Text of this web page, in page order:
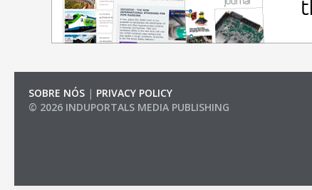
SOBRE NÓS | PRIVACY POLICY
© 2026 INDUPORTALS MEDIA PUBLISHING